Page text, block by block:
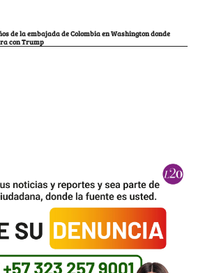
de la embajada de Colombia en Washington donde
con Trump